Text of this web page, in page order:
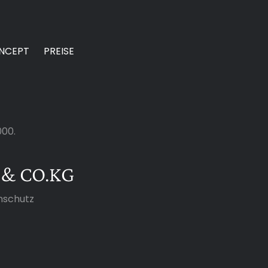
PREISE
CO.KG